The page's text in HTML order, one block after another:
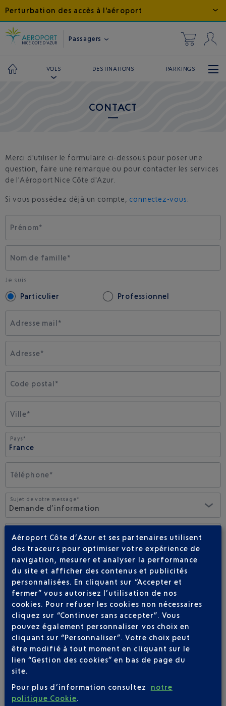
Perturbation des accès à l'aéroport
Passagers
VOLS DESTINATIONS PARKINGS
CONTACT
Merci d'utiliser le formulaire ci-dessous pour poser une
question, faire une remarque ou pour contacter les services
de l'Aéroport Nice Côte d'Azur.
Si vous possédez déjà un compte, connectez-vous
Prénom*
Nom de famille*
Je suis
Particulier Professionnel
Adresse mail*
Adresse*
Code postal*
Ville*
Pays*
Téléphone*
Sujet de votre message*
Demande d’information
Votre message*
J'accepte de recevoir des informations d'Aéroports de la
Côte d'Azur par e-mail
*champs obligatoires
Aéroport Côte d’Azur et ses partenaires utilisent
des traceurs pour optimiser votre expérience de
navigation, mesurer et analyser la performance
du site et afficher des contenus et publicités
personnalisées. En cliquant sur “Accepter et
fermer” vous autorisez l’utilisation de nos
cookies. Pour refuser les cookies non nécessaires
cliquez sur “Continuer sans accepter”. Vous
pouvez également personnaliser vos choix en
cliquant sur “Personnaliser”. Votre choix peut
être modifié à tout moment en cliquant sur le
lien “Gestion des cookies” en bas de page du
site.
Pour plus d’information consultez
notre
politique Cookie